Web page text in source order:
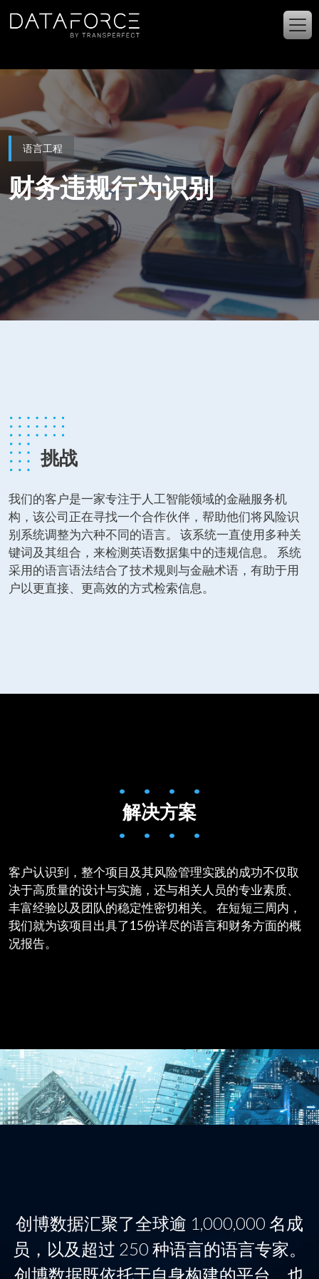
语言工程
财务违规行为识别
挑战
我们的客户是一家专注于人工智能领域的金融服务机
构，该公司正在寻找一个合作伙伴，帮助他们将风险识
别系统调整为六种不同的语言。 该系统一直使用多种关
键词及其组合，来检测英语数据集中的违规信息。 系统
采用的语言语法结合了技术规则与金融术语，有助于用
户以更直接、更高效的方式检索信息。
• • • •
解决方案
• • • •
客户认识到，整个项目及其风险管理实践的成功不仅取
决于高质量的设计与实施，还与相关人员的专业素质、
丰富经验以及团队的稳定性密切相关。 在短短三周内，
我们就为该项目出具了15份详尽的语言和财务方面的概
况报告。
创博数据汇聚了全球逾 1,000,000 名成
员，以及超过 250 种语言的语言专家。
创博数据既依托于自身构建的平台，也